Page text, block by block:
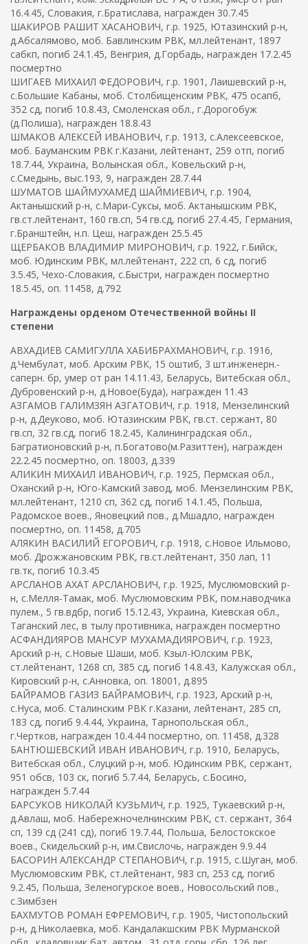
16.4.45, Словакия, г.Братислава, награжден 30.7.45
ШАКИРОВ РАШИТ ХАСАНОВИЧ, г.р. 1925, Ютазинский р-н,
д.Абсалямово, моб. Бавлинским РВК, мл.лейтенант, 1897
сабкп, погиб 24.1.45, Венгрия, д.Горбадь, награжден 17.2.45
посмертно
ШИГАЕВ МИХАИЛ ФЕДОРОВИЧ, г.р. 1901, Лаишевский р-н,
с.Большие Кабаны, моб. Столбищенским РВК, 475 осапб,
352 сд, погиб 10.8.43, Смоленская обл., г.Дорогобуж
(д.Полиша), награжден 18.8.43
ШМАКОВ АЛЕКСЕЙ ИВАНОВИЧ, г.р. 1913, с.Алексеевское,
моб. Бауманским РВК г.Казани, лейтенант, 259 отп, погиб
18.7.44, Украина, Волынская обл., Ковельский р-н,
с.Смедынь, выс.193, 9, награжден 28.7.44
ШУМАТОВ ШАЙМУХАМЕД ШАЙМИЕВИЧ, г.р. 1904,
Актанышский р-н, с.Мари-Суксы, моб. Актанышским РВК,
гв.ст.лейтенант, 160 гв.сп, 54 гв.сд, погиб 27.4.45, Германия,
г.Бранштейн, н.п. Цеш, награжден 25.5.45
ЩЕРБАКОВ ВЛАДИМИР МИРОНОВИЧ, г.р. 1922, г.Бийск,
моб. Юдинским РВК, мл.лейтенант, 222 сп, 6 сд, погиб
3.5.45, Чехо-Словакия, с.Быстри, награжден посмертно
18.5.45, оп. 11458, д.792
Награждены орденом Отечественной войны II
степени
АВХАДИЕВ САМИГУЛЛА ХАБИБРАХМАНОВИЧ, г.р. 1916,
д.Чембулат, моб. Арским РВК, 15 оштиб, 3 шт.инженерн.-
саперн. бр, умер от ран 14.11.43, Беларусь, Витебская обл.,
Дубровенский р-н, д.Новое(Буда), награжден 11.43
АЗГАМОВ ГАЛИМЗЯН АЗГАТОВИЧ, г.р. 1918, Мензелинский
р-н, д.Деуково, моб. Ютазинским РВК, гв.ст. сержант, 80
гв.сп, 32 гв.сд, погиб 18.2.45, Калининградская обл.,
Багратионовский р-н, п.Богатово(м.Разиттен), награжден
22.2.45 посмертно, оп. 18003, д.339
АЛИКИН МИХАИЛ ИВАНОВИЧ, г.р. 1925, Пермская обл.,
Оханский р-н, Юго-Камский завод, моб. Мензелинским РВК,
мл.лейтенант, 1210 сп, 362 сд, погиб 14.1.45, Польша,
Радомское воев., Яновецкий пов., д.Мшадло, награжден
посмертно, оп. 11458, д.705
АЛЯКИН ВАСИЛИЙ ЕГОРОВИЧ, г.р. 1918, с.Новое Ильмово,
моб. Дрожжановским РВК, гв.ст.лейтенант, 350 лап, 11
гв.тк, погиб 10.3.45
АРСЛАНОВ АХАТ АРСЛАНОВИЧ, г.р. 1925, Муслюмовский р-
н, с.Мелля-Тамак, моб. Муслюмовским РВК, пом.наводчика
пулем., 5 гв.вдбр, погиб 15.12.43, Украина, Киевская обл.,
Таганский лес, в тылу противника, награжден посмертно
АСФАНДИЯРОВ МАНСУР МУХАМАДИЯРОВИЧ, г.р. 1923,
Арский р-н, с.Новые Шаши, моб. Кзыл-Юлским РВК,
ст.лейтенант, 1268 сп, 385 сд, погиб 14.8.43, Калужская обл.,
Кировский р-н, с.Анновка, оп. 18001, д.895
БАЙРАМОВ ГАЗИЗ БАЙРАМОВИЧ, г.р. 1923, Арский р-н,
с.Нуса, моб. Сталинским РВК г.Казани, лейтенант, 285 сп,
183 сд, погиб 9.4.44, Украина, Тарнопольская обл.,
г.Чертков, награжден 10.4.44 посмертно, оп. 11458, д.328
БАНТЮШЕВСКИЙ ИВАН ИВАНОВИЧ, г.р. 1910, Беларусь,
Витебская обл., Слуцкий р-н, моб. Юдинским РВК, сержант,
951 обсв, 103 ск, погиб 5.7.44, Беларусь, с.Босино,
награжден 5.7.44
БАРСУКОВ НИКОЛАЙ КУЗЬМИЧ, г.р. 1925, Тукаевский р-н,
д.Авлаш, моб. Набережночелнинским РВК, ст. сержант, 364
сп, 139 сд (241 сд), погиб 19.7.44, Польша, Белостокское
воев., Скидельский р-н, им.Свислочь, награжден 9.9.44
БАСОРИН АЛЕКСАНДР СТЕПАНОВИЧ, г.р. 1915, с.Шуган, моб.
Муслюмовским РВК, ст.лейтенант, 983 сп, 253 сд, погиб
9.2.45, Польша, Зеленогурское воев., Новосольский пов.,
с.Зимбзен
БАХМУТОВ РОМАН ЕФРЕМОВИЧ, г.р. 1905, Чистопольский
р-н, д.Николаевка, моб. Кандалакшским РВК Мурманской